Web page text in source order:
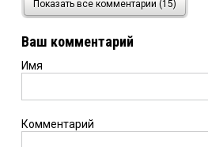
Много знакомых из
Только правде 8
возвращаются, значит
высоком уровне и
Показать все комментарии (15)
Ваш комментарий
Имя
Комментарий